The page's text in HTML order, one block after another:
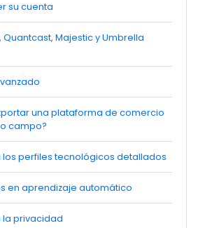
su cuenta
Quantcast, Majestic y Umbrella
una plataforma de comercio
campo?
perfiles tecnológicos detallados
en aprendizaje automático
la privacidad